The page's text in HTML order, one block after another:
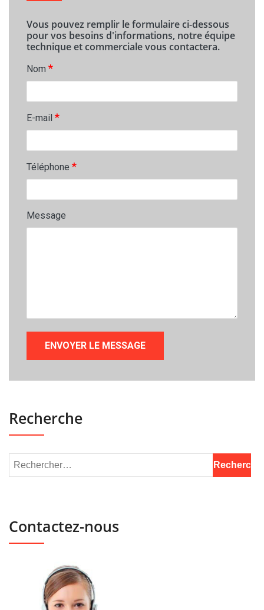
Vous pouvez remplir le formulaire ci-dessous
pour vos besoins d'informations, notre équipe
technique et commerciale vous contactera.
Nom *
E-mail *
Téléphone *
Message
Recherche
Contactez-nous